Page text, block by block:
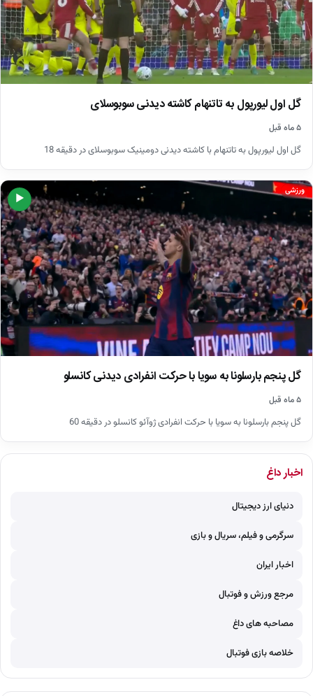
گل اول لیورپول به تاتنهام کاشته دیدنی سوبوسلای
۵ ماه قبل
گل اول لیورپول به تاتنهام با کاشته دیدنی دومینیک سوبوسلای در دقیقه 18
▶
ورزشی
گل پنجم بارسلونا به سویا با حرکت انفرادی دیدنی کانسلو
۵ ماه قبل
گل پنجم بارسلونا به سویا با حرکت انفرادی ژوآئو کانسلو در دقیقه 60
اخبار داغ
دنیای ارز دیجیتال
سرگرمی و فیلم، سریال و بازی
اخبار ایران
مرجع ورزش و فوتبال
مصاحبه های داغ
خلاصه بازی فوتبال